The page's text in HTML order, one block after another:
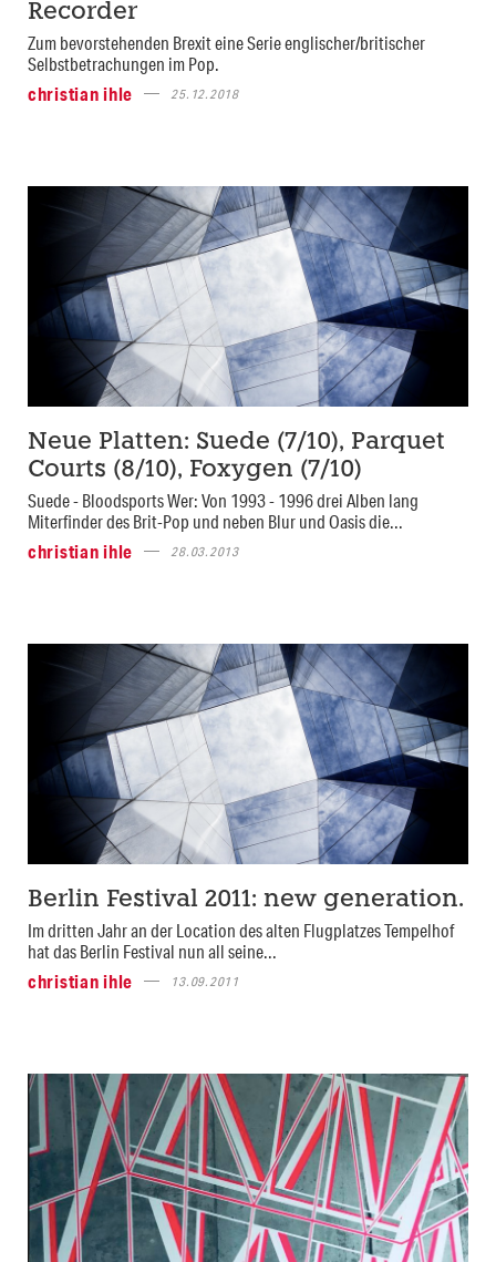
Recorder
Zum bevorstehenden Brexit eine Serie englischer/britischer
Selbstbetrachungen im Pop.
christian ihle
25.12.2018
Neue Platten: Suede (7/10), Parquet
Courts (8/10), Foxygen (7/10)
Suede - Bloodsports Wer: Von 1993 - 1996 drei Alben lang
Miterfinder des Brit-Pop und neben Blur und Oasis die...
christian ihle
28.03.2013
Berlin Festival 2011: new generation.
Im dritten Jahr an der Location des alten Flugplatzes Tempelhof
hat das Berlin Festival nun all seine...
christian ihle
13.09.2011